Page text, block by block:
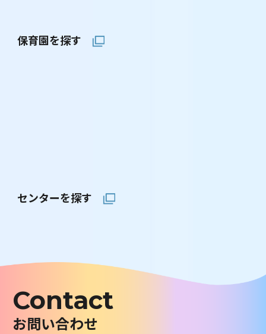
保育園を探す
センターを探す
Contact
お問い合わせ